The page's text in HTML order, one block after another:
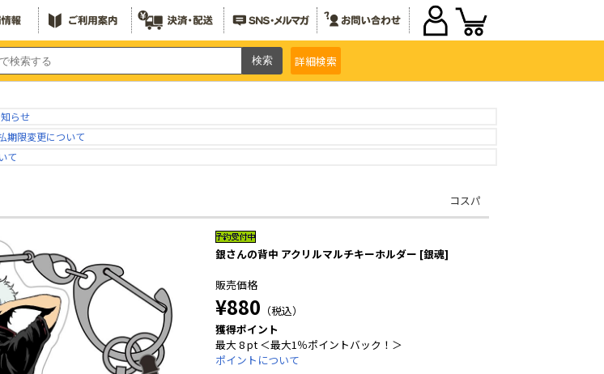
詳細検索
らせ
期限変更について
て
コスパ
銀さんの背中 アクリルマルチキーホルダー [銀魂]
販売価格
¥880 （税込）
獲得ポイント
最大 8 pt ＜最大1％ポイントバック！＞
ポイントについて